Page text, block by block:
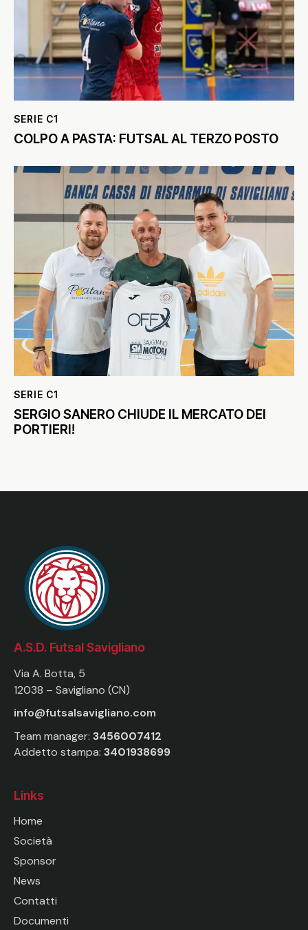
SERIE C1
COLPO A PASTA: FUTSAL AL TERZO POSTO
SERIE C1
SERGIO SANERO CHIUDE IL MERCATO DEI
PORTIERI!
A.S.D. Futsal Savigliano
Via A. Botta, 5
12038 – Savigliano (CN)
info@futsalsavigliano.com
Team manager: 3456007412
Addetto stampa: 3401938699
Links
Home
Società
Sponsor
News
Contatti
Documenti